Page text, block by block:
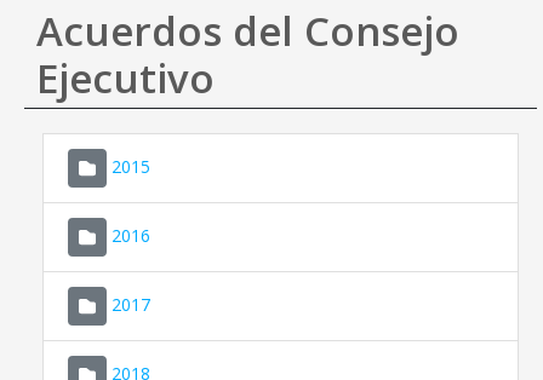
Mapa web
Ayuda
Acuerdos del Consejo
Ejecutivo
2015
2016
2017
2018